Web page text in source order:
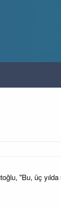
"Bu, üç